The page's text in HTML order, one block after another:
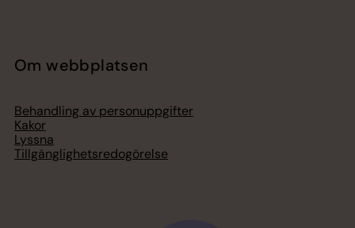
Om webbplatsen
Behandling av personuppgifter
Kakor
Lyssna
Tillgänglighetsredogörelse